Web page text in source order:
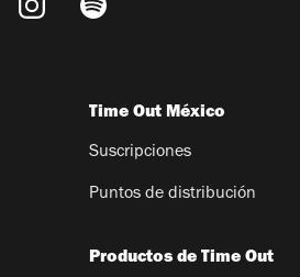
Time Out México
Suscripciones
Puntos de distribución
Productos de Time Out